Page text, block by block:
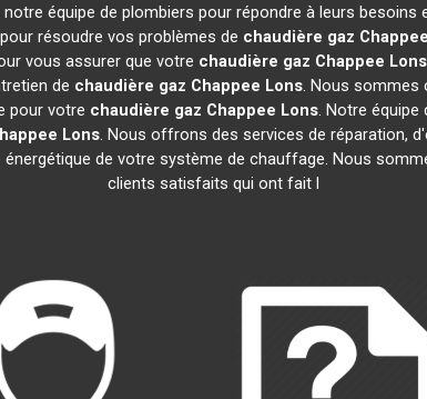
équipe de plombiers pour répondre à leurs besoins
résoudre vos problèmes de chaudière gaz Chappee
vous assurer que votre chaudière gaz Chappee Lons
de chaudière gaz Chappee Lons. Nous sommes
pour votre chaudière gaz Chappee Lons. Notre
Lons. Nous offrons des services de réparation,
de votre système de chauffage. Nous
clients satisfaits qui ont fait l